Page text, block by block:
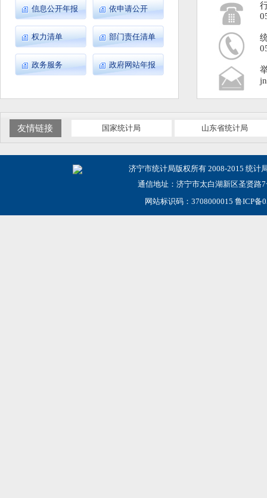
信息公开年报
权力清单
政务服务
依申请公开
部门责任清单
政府网站年报
友情链接 国家统计局 山东省统计局
济宁市统计局版权所有 2008-2015 统计
通信地址：济宁市太白湖新区圣贤路
网站标识码：3708000015鲁ICP备